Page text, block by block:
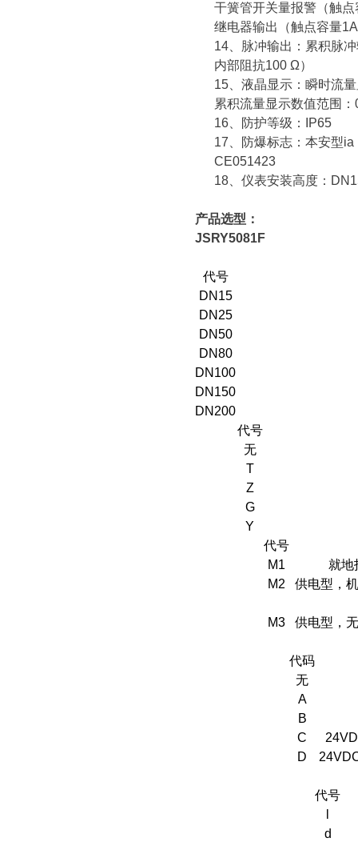
干簧管开关量报警（触点
继电器输出（触点容量
14、
脉冲输出：累积脉
内部阻抗100 Ω）
15、 液晶显示：瞬时流
累积流量显示数值范围：
16、
防护等级：
IP65
17、
防爆标志：本安型ia
CE051423
18、 仪表安装高度：
产品选型：
JSRY5081F
代号
DN15
DN25
DN50
DN80
DN100
DN150
DN200
代号
无
T
Z
G
Y
代号
M1
就地
M2
供电型，
M3 供电型，
代码
无
A
B
C
D
代号
d